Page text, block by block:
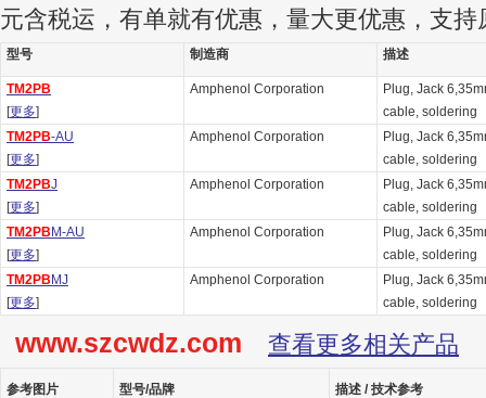
元含税运，有单就有优惠，量大更优惠，支持
型号 制造商 描述
TM2PB
[更多]
Amphenol Corporation
Plug, Jack
cable, soldering
TM2PB-AU
[更多]
Amphenol Corporation
Plug, Jack
cable, soldering
TM2PBJ
[更多]
Amphenol Corporation
Plug, Jack
cable, soldering
TM2PB M-AU
[更多]
Amphenol Corporation
Plug, Jack
cable, soldering
TM2PB MJ
[更多]
Amphenol Corporation
Plug, Jack
cable, soldering
www.szcwdz.com 查看更多相关产品
参考图片 型号/品牌 描述 / 技术参考